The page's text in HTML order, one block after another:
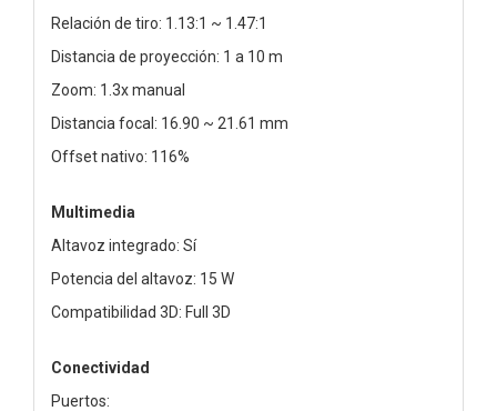
Relación de tiro: 1.13:1 ~ 1.47:1
Distancia de proyección: 1 a 10 m
Zoom: 1.3x manual
Distancia focal: 16.90 ~ 21.61 mm
Offset nativo: 116%
Multimedia
Altavoz integrado: Sí
Potencia del altavoz: 15 W
Compatibilidad 3D: Full 3D
Conectividad
Puertos: